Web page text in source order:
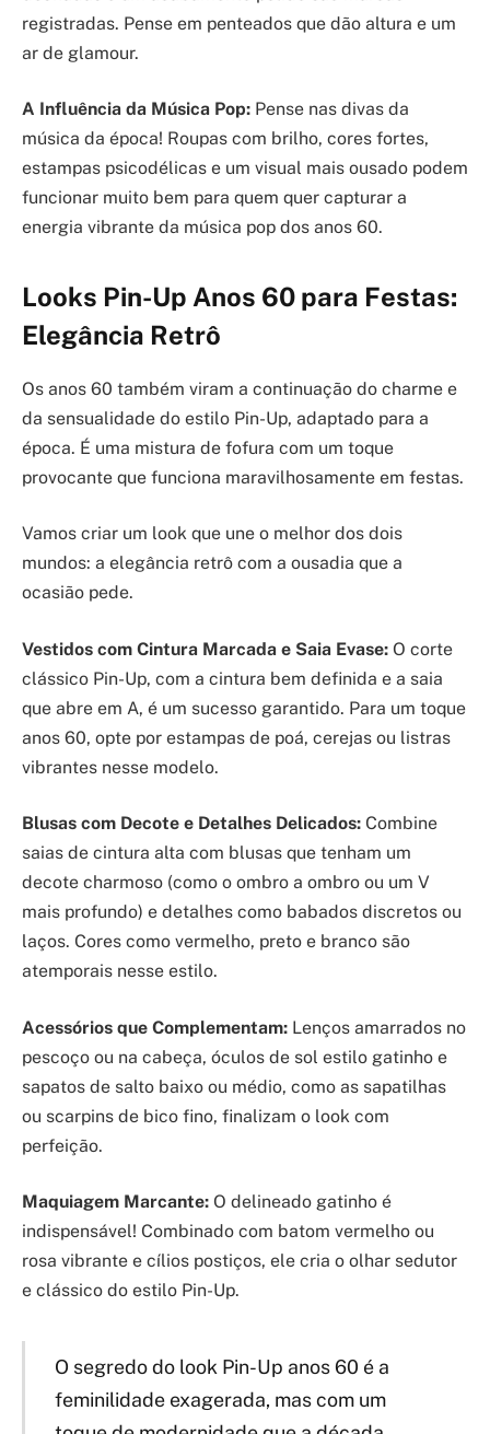
registradas. Pense em penteados que dão altura e um
ar de glamour.
A Influência da Música Pop: Pense nas divas da
música da época! Roupas com brilho, cores fortes,
estampas psicodélicas e um visual mais ousado podem
funcionar muito bem para quem quer capturar a
energia vibrante da música pop dos anos 60.
Looks Pin-Up Anos 60 para Festas:
Elegância Retrô
Os anos 60 também viram a continuação do charme e
da sensualidade do estilo Pin-Up, adaptado para a
época. É uma mistura de fofura com um toque
provocante que funciona maravilhosamente em festas.
Vamos criar um look que une o melhor dos dois
mundos: a elegância retrô com a ousadia que a
ocasião pede.
Vestidos com Cintura Marcada e Saia Evase: O corte
clássico Pin-Up, com a cintura bem definida e a saia
que abre em A, é um sucesso garantido. Para um toque
anos 60, opte por estampas de poá, cerejas ou listras
vibrantes nesse modelo.
Blusas com Decote e Detalhes Delicados: Combine
saias de cintura alta com blusas que tenham um
decote charmoso (como o ombro a ombro ou um V
mais profundo) e detalhes como babados discretos ou
laços. Cores como vermelho, preto e branco são
atemporais nesse estilo.
Acessórios que Complementam: Lenços amarrados no
pescoço ou na cabeça, óculos de sol estilo gatinho e
sapatos de salto baixo ou médio, como as sapatilhas
ou scarpins de bico fino, finalizam o look com
perfeição.
Maquiagem Marcante: O delineado gatinho é
indispensável! Combinado com batom vermelho ou
rosa vibrante e cílios postiços, ele cria o olhar sedutor
e clássico do estilo Pin-Up.
O segredo do look Pin-Up anos 60 é a
feminilidade exagerada, mas com um